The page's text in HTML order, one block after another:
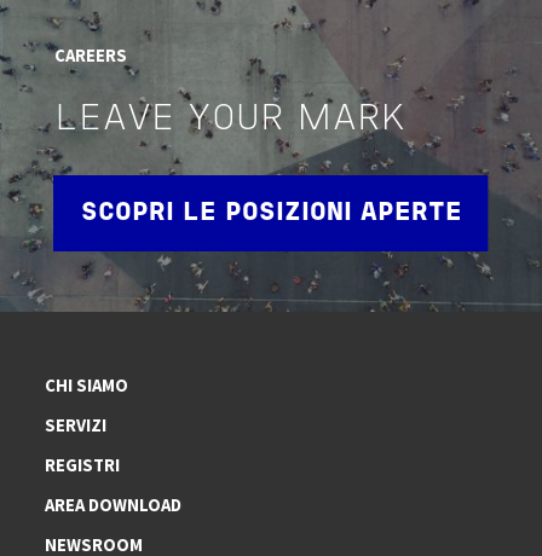
CAREERS
LEAVE YOUR MARK
SCOPRI LE POSIZIONI APERTE
CHI SIAMO
SERVIZI
REGISTRI
AREA DOWNLOAD
NEWSROOM